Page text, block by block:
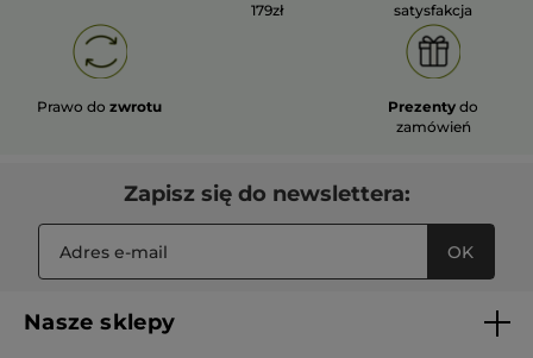
179zł
satysfakcja
Prawo dozwrotu Prezenty do
zamówień
Zapisz się do newslettera:
OK
Nasze sklepy